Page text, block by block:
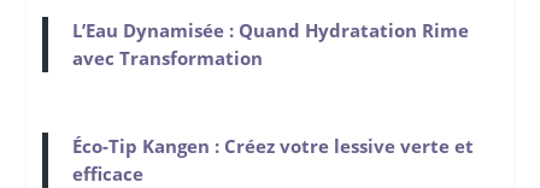
L’Eau Dynamisée : Quand Hydratation Rime
avec Transformation
Éco-Tip Kangen : Créez votre lessive verte et
efficace